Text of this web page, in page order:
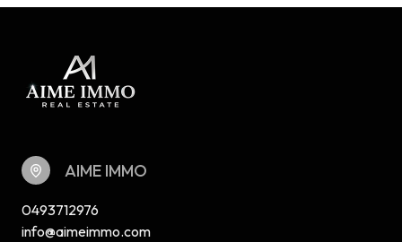
AIME IMMO
0493712976
info@aimeimmo.com